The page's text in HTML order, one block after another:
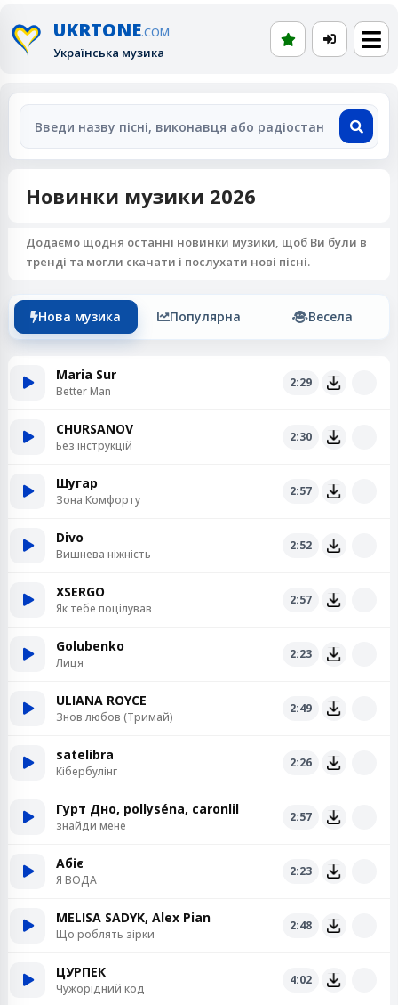
UKRTONE.COM
Українська музика
Новинки музики 2026
Додаємо щодня останні новинки музики, щоб Ви були в
тренді та могли скачати і послухати нові пісні.
Нова музика Популярна Весела
Maria Sur
Better Man
2:29
CHURSANOV
Без інструкцій
2:30
Шугар
Зона Комфорту
2:57
Divo
Вишнева ніжність
2:52
XSERGO
Як тебе поцілував
2:57
Golubenko
Лиця
2:23
ULIANA ROYCE
Знов любов (Тримай)
2:49
satelibra
Кібербулінг
2:26
Гурт Дно, pollyséna, caronlil
знайди мене
2:57
Абіє
Я ВОДА
2:23
MELISA SADYK, Alex Pian
Що роблять зірки
2:48
ЦУРПЕК
Чужорідний код
4:02